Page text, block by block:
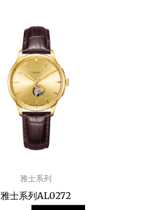
雅士系列
雅士系列AL0272